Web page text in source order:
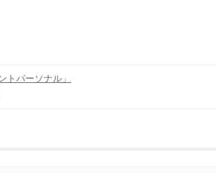
パーソナル」